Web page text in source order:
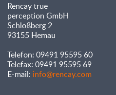
Rencay true
perception GmbH
Schloßberg 2
93155 Hemau
Telefon: 09491 95595 60
Telefax: 09491 95595 69
E-mail: info@rencay.com